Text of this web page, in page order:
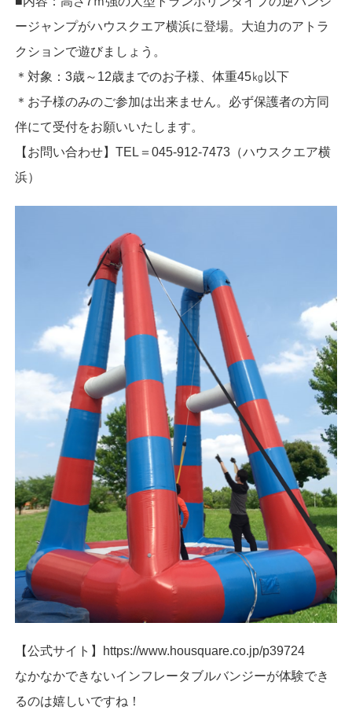
ージャンプがハウスクエア横浜に登場。大迫力のアトラ
クションで遊びましょう。
＊対象：3歳～12歳までのお子様、体重45㎏以下
＊お子様のみのご参加は出来ません。必ず保護者の方同
伴にて受付をお願いいたします。
【お問い合わせ】TEL＝045-912-7473（ハウスクエア横
浜）
【公式サイト】https://www.housquare.co.jp/p39724
なかなかできないインフレータブルバンジーが体験でき
るのは嬉しいですね！